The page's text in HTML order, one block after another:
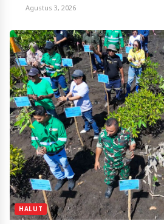
Agustus 3, 2026
HALUT